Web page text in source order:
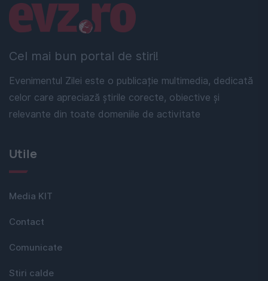
Cel mai bun portal de stiri!
Evenimentul Zilei este o publicație multimedia, dedicată
celor care apreciază știrile corecte, obiective și
relevante din toate domeniile de activitate
Linkuri utile
Utile
Media KIT
Contact
Comunicate
Stiri calde